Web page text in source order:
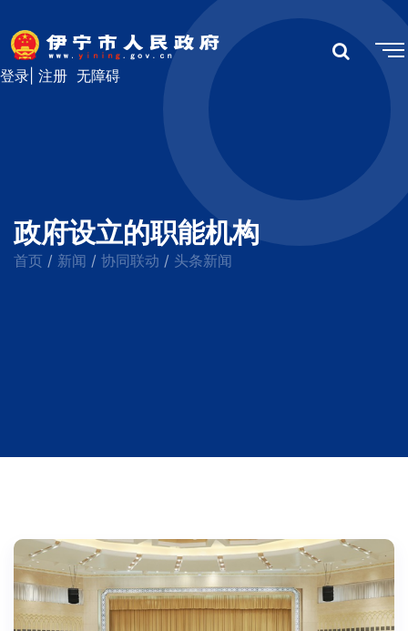
无障碍
登录 注册
政府设立的职能机构
首页 / 新闻 / 协同联动 / 头条新闻